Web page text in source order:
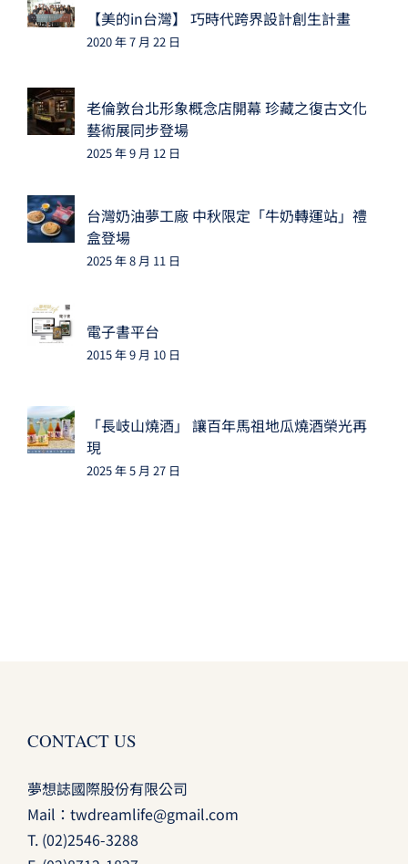
【美的in台灣】 巧時代跨界設計創生計畫
2020 年 7 月 22 日
老倫敦台北形象概念店開幕 珍藏之復古文化
藝術展同步登場
2025 年 9 月 12 日
台灣奶油夢工廠 中秋限定「牛奶轉運站」禮
盒登場
2025 年 8 月 11 日
電子書平台
2015 年 9 月 10 日
「長岐山燒酒」 讓百年馬祖地瓜燒酒榮光再
現
2025 年 5 月 27 日
CONTACT US
夢想誌國際股份有限公司
Mail： twdreamlife@gmail.com
T. (02)2546-3288